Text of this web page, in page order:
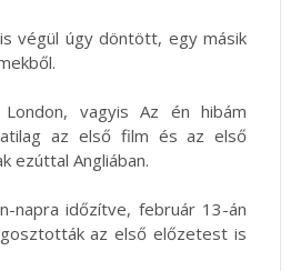
végül úgy döntött, egy másik
vagyis Az én hibám
az első film és az első
ezúttal Angliában.
napra időzítve, február 13-án
az első előzetest is